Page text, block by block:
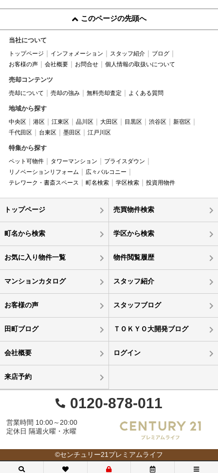
このページの先頭へ
当社について
トップページ インフォメーション スタッフ紹介
ブログ
お客様の声
会社概要 お問合せ 個人情報の取扱いについて
売却コンテンツ
売却について 売却の強み 無料売却査定 よくある質問
地域から探す
中央区 港区 江東区 品川区 大田区 目黒区 渋谷区
新宿区
千代田区
台東区 墨田区 江戸川区
特集から探す
ペット可物件 タワーマンション
プライスダウン
リノベーションリフォーム
広々バルコニー
テレワーク・書斎スペース
町名検索 学区検索 投資用物件
トップページ 売買物件検索
町名から検索 学区から検索
お気に入り物件一覧 物件閲覧履歴
マンションカタログ スタッフ紹介
お客様の声 スタッフブログ
田町ブログ ＴＯＫＹＯ大開発ブログ
会社概要 ログイン
来店予約
0120-878-011
営業時間 10:00～20:00
定休日 隔週火曜・水曜
©センチュリー21プレミアムライフ